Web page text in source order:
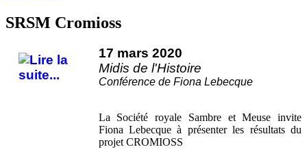
SRSM Cromioss
17 mars 2020
Midis de l'Histoire
Conférence de Fiona Lebecque
La Société royale Sambre et Meuse invite
Fiona Lebecque à présenter les résultats du
projet CROMIOSS